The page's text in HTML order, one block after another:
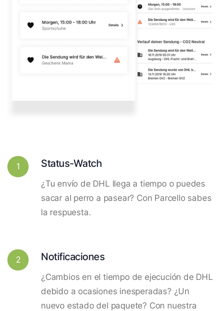
1 Status-Watch
¿Tu envío de DHL llega a tiempo o puedes
sacar al perro a pasear? Con Parcello sabes
la respuesta.
2 Notificaciones
¿Cambios en el tiempo de ejecución de DHL
debido a ocasiones inesperadas? ¿Un
nuevo estado del paquete? Con nuestra